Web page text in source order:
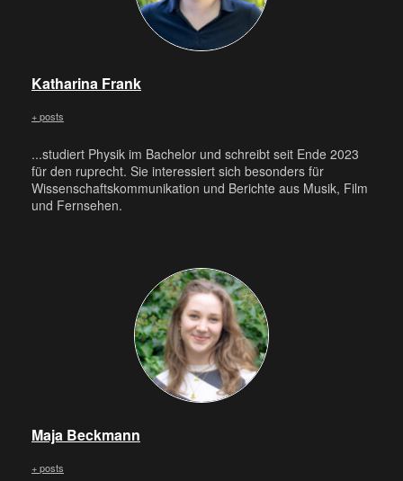
Katharina Frank
+ posts
...studiert Physik im Bachelor und schreibt seit Ende 2023
für den ruprecht. Sie interessiert sich besonders für
Wissenschaftskommunikation und Berichte aus Musik, Film
und Fernsehen.
Maja Beckmann
+ posts